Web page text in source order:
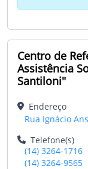
Centro de
Assistência
Santiloni"
Endereço
Rua Ignácio
Telefone(s)
(14) 3264-1716
(14) 3264-9565